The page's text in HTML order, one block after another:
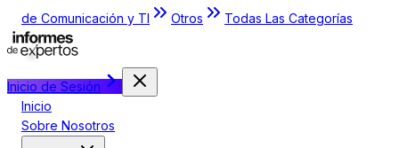
de Comunicación y TI
Otros Todas Las Categorías
Inicio de Sesión
Inicio
Sobre Nosotros